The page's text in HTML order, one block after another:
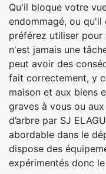
Qu'il bloque votre
endommagé, ou
préférez utiliser pour
n'est jamais une
peut avoir des
fait correctement, y
maison et aux biens
graves à vous ou
d’arbre par SJ
abordable dans le
dispose des
expérimentés donc le